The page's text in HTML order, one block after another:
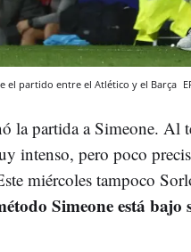
el partido entre el Atlético y el Barça
la partida a Simeone. Al
intenso, pero poco
miércoles tampoco
Simeone está bajo